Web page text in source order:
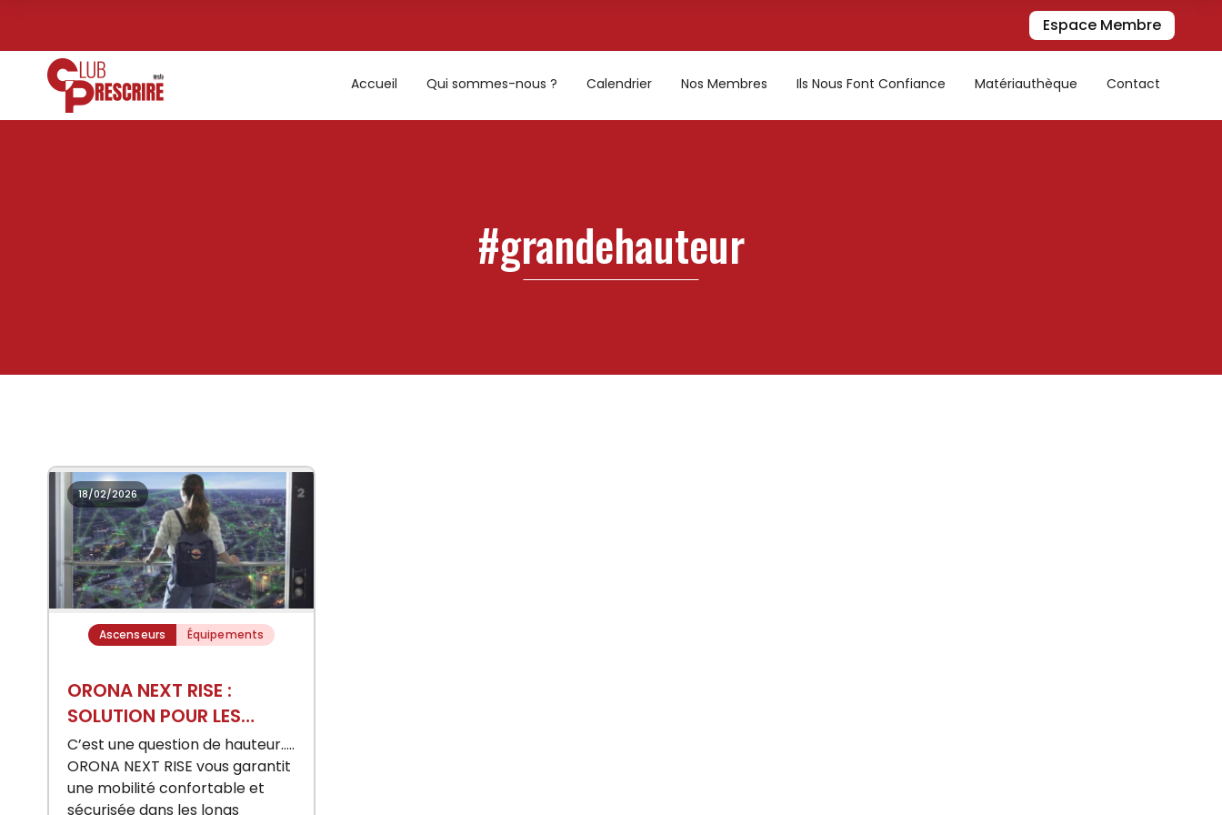
Espace Membre
Accueil Qui sommes-nous ? Calendrier Nos Membres Ils Nous Font Confiance Matériauthèque Contact
#grandehauteur
18/02/2026
Ascenseurs Équipements
ORONA NEXT RISE :
SOLUTION POUR LES
IMMEUBLES DE GRANDE
HAUTEUR (IGH)
C’est une question de hauteur…..
ORONA NEXT RISE vous garantit
une mobilité confortable et
sécurisée dans les longs